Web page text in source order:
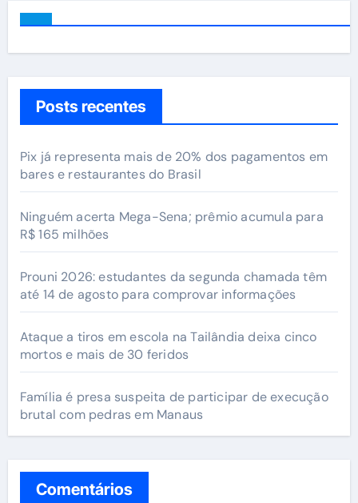
Posts recentes
Pix já representa mais de 20% dos pagamentos em
bares e restaurantes do Brasil
Ninguém acerta Mega-Sena; prêmio acumula para
R$ 165 milhões
Prouni 2026: estudantes da segunda chamada têm
até 14 de agosto para comprovar informações
Ataque a tiros em escola na Tailândia deixa cinco
mortos e mais de 30 feridos
Família é presa suspeita de participar de execução
brutal com pedras em Manaus
Comentários